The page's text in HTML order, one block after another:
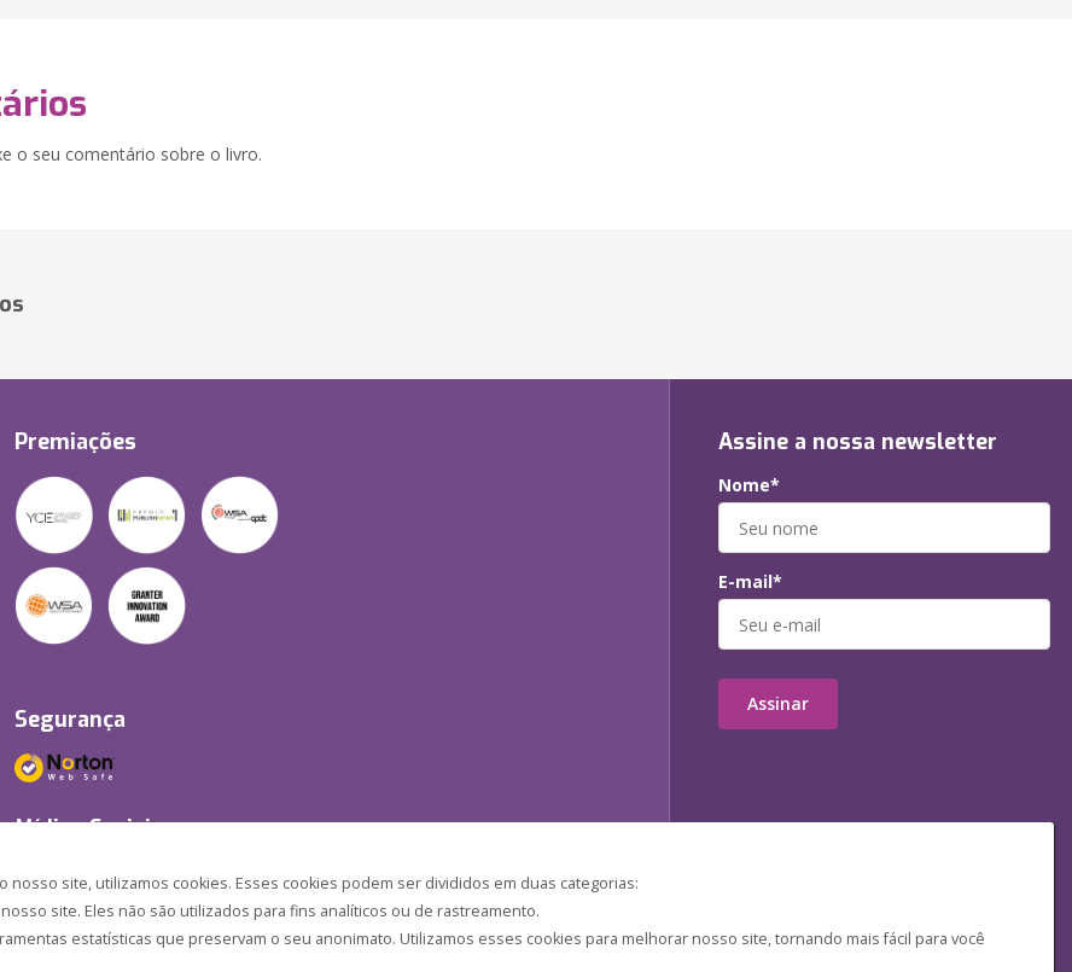
site, utilizamos cookies. Esses cookies podem ser divididos em duas categorias:
site. Eles não são utilizados para fins analíticos ou de rastreamento.
estatísticas que preservam o seu anonimato. Utilizamos esses cookies para melhorar nosso site, tornando mais fácil para você
o seu comentário sobre o livro.
Premiações
Segurança
Mídias Sociais
Assine a nossa newsletter
Nome*
E-mail*
Assinar